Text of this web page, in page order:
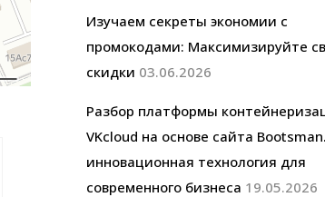
Изучаем секреты экономии с
промокодами: Максимизируйте
скидки 03.06.2026
Разбор платформы
VKcloud на основе сайта
инновационная технология для
современного бизнеса 19.05.2026